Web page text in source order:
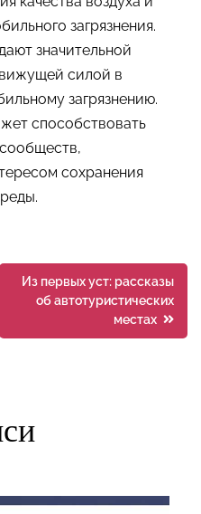
загрязнения.
значительной
силой в
загрязнению.
способствовать
сохранения
Из первых уст: рассказы
об автотуристических
местах